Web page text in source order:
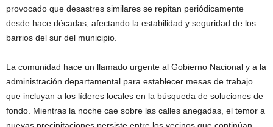
provocado que desastres similares se repitan periódicamente
desde hace décadas, afectando la estabilidad y seguridad de los
barrios del sur del municipio.
La comunidad hace un llamado urgente al Gobierno Nacional y a la
administración departamental para establecer mesas de trabajo
que incluyan a los líderes locales en la búsqueda de soluciones de
fondo. Mientras la noche cae sobre las calles anegadas, el temor a